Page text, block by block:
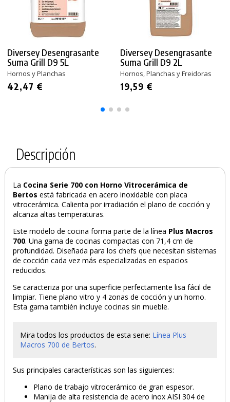
Diversey Desengrasante
Suma Grill D9 5L
Hornos y Planchas
42,47 €
Diversey Desengrasante
Suma Grill D9 2L
Hornos, Planchas y Freidoras
19,59 €
Descripción
La Cocina Serie 700 con Horno Vitrocerámica de
Bertosestá fabricada en acero inoxidable con placa
vitrocerámica. Calienta por irradiación el plano de cocción y
alcanza altas temperaturas.
Este modelo de cocina forma parte de la línea Plus Macros
700. Una gama de cocinas compactas con 71,4 cm de
profundidad. Diseñada para los chefs que necesitan sistemas
de cocción cada vez más especializadas en espacios
reducidos.
Se caracteriza por una superficie perfectamente lisa fácil de
limpiar. Tiene plano vitro y 4 zonas de cocción y un horno.
Esta gama también incluye cocinas sin mueble.
Mira todos los productos de esta serie: Línea Plus
Macros 700 de Bertos.
Sus principales características son las siguientes:
Plano de trabajo vitrocerámico de gran espesor.
Manija de alta resistencia de acero inox AISI 304 de